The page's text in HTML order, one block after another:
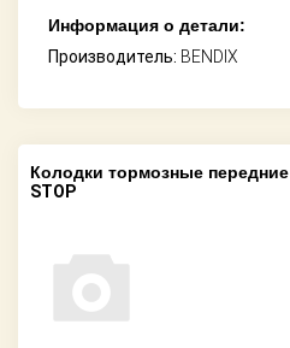
Информация о детали:
Производитель: BENDIX
Колодки тормозные передние
STOP